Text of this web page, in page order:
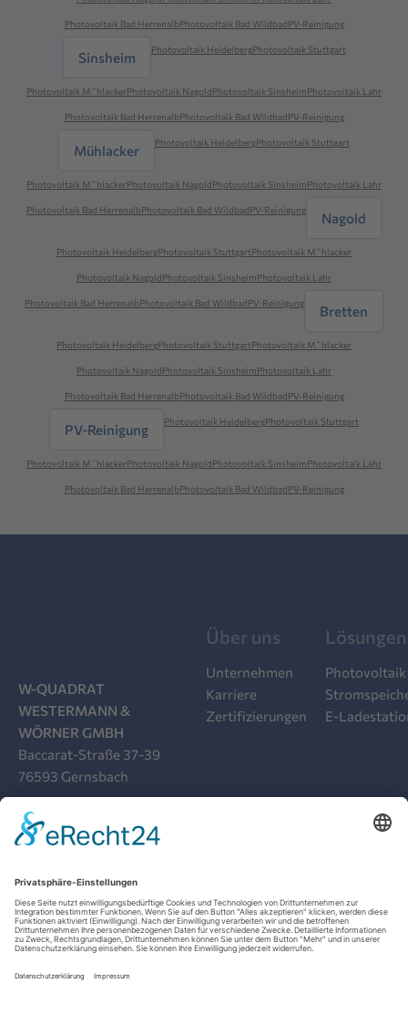
Photovoltaik Bad HerrenalbPhotovoltaik Bad WildbadPV-Reinigung
Sinsheim Photovoltaik HeidelbergPhotovoltaik Stuttgart
Photovoltaik M˜hlackerPhotovoltaik NagoldPhotovoltaik SinsheimPhotovoltaik Lahr
Photovoltaik Bad HerrenalbPhotovoltaik Bad WildbadPV-Reinigung
Mühlacker Photovoltaik HeidelbergPhotovoltaik Stuttgart
Photovoltaik M˜hlackerPhotovoltaik NagoldPhotovoltaik SinsheimPhotovoltaik Lahr
Photovoltaik Bad HerrenalbPhotovoltaik Bad WildbadPV-Reinigung Nagold
Photovoltaik HeidelbergPhotovoltaik StuttgartPhotovoltaik M˜hlacker
Photovoltaik NagoldPhotovoltaik SinsheimPhotovoltaik Lahr
Photovoltaik Bad HerrenalbPhotovoltaik Bad WildbadPV-Reinigung Bretten
Photovoltaik HeidelbergPhotovoltaik StuttgartPhotovoltaik M˜hlacker
Photovoltaik NagoldPhotovoltaik SinsheimPhotovoltaik Lahr
Photovoltaik Bad HerrenalbPhotovoltaik Bad WildbadPV-Reinigung
PV-Reinigung Photovoltaik HeidelbergPhotovoltaik Stuttgart
Photovoltaik M˜hlackerPhotovoltaik NagoldPhotovoltaik SinsheimPhotovoltaik Lahr
Photovoltaik Bad HerrenalbPhotovoltaik Bad WildbadPV-Reinigung
W-QUADRAT
WESTERMANN &
WÖRNER GMBH
Baccarat-Straße 37-39
76593 Gernsbach
Über uns
Unternehmen
Karriere
Zertifizierungen
Lösungen
Photovoltaik
E-
07224 9919-00
AGB
DATENSCHUTZ
SOCIAL-MEDIA-DATENSCHUTZ
IMPRESSUM
FAKTEN